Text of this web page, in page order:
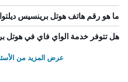
ما هو رقم هاتف هوتل برينسيس
هل تتوفر خدمة الواي فاي في هوتل
عرض المزيد من